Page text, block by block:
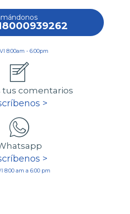
8:00am - 6:00pm
tus comentarios
>
>
8:00 am a 6:00 pm